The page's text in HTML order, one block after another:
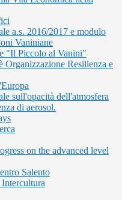
a.s. 2016/2017 e modulo
Vaniniane
"Il Piccolo al Vanini"
Organizzazione Resilienza e
sull'opacità dell'atmosfera
di aerosol.
on the advanced level
Salento